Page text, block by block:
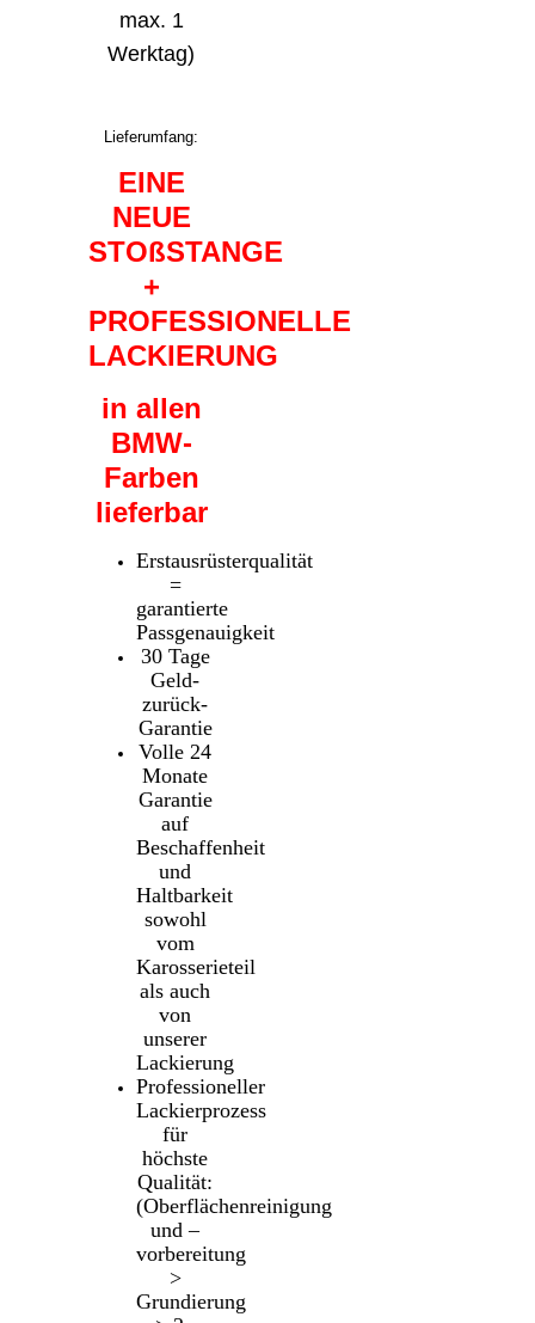
max. 1
Werktag)
Lieferumfang:
EINE
NEUE
STOßSTANGE
+
PROFESSIONELLE
LACKIERUNG
in allen
BMW-
Farben
lieferbar
Erstausrüsterqualität
=
garantierte
Passgenauigkeit
30 Tage
Geld-
zurück-
Garantie
Volle 24
Monate
Garantie
auf
Beschaffenheit
und
Haltbarkeit
sowohl
vom
Karosserieteil
als auch
von
unserer
Lackierung
Professioneller
Lackierprozess
für
höchste
Qualität:
(Oberflächenreinigung
und –
vorbereitung
>
Grundierung